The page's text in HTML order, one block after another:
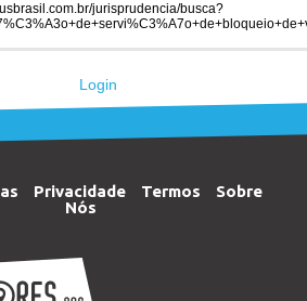
jurisprudencia/busca?
Login
Privacidade Termos
Sobre
Nós